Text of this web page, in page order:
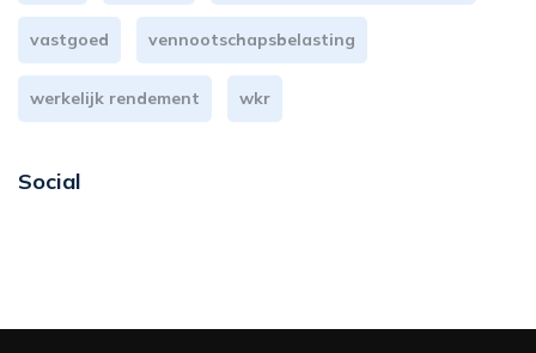
vastgoed vennootschapsbelasting
werkelijk rendement wkr
Social